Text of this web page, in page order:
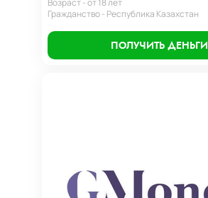
Возраст - от 18 лет
Гражданство - Республика Казахстан
ПОЛУЧИТЬ ДЕНЬГИ